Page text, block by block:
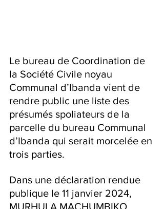
Le bureau de Coordination de
la Société Civile noyau
Communal d’Ibanda vient de
rendre public une liste des
présumés spoliateurs de la
parcelle du bureau Communal
d’Ibanda qui serait morcelée en
trois parties.
Dans une déclaration rendue
publique le 11 janvier 2024,
MURHULA MACHUMBIKO,